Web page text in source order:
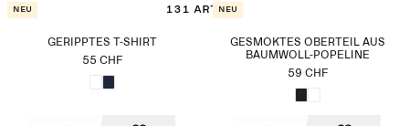
131 Artikel
Neu
GERIPPTES T-SHIRT
55 CHF
Neu
GESMOKTES OBERTEIL AUS
BAUMWOLL-POPELINE
59 CHF